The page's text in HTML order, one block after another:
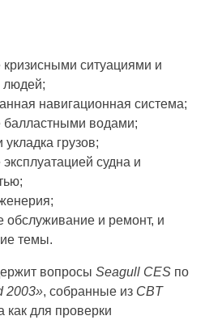
ситуациями и
людей;
навигационная система;
балластными водами;
грузов;
судна и
обслуживание и ремонт, и
темы.
вопросы Seagull CES по
2003», собранные из CBT
как для проверки